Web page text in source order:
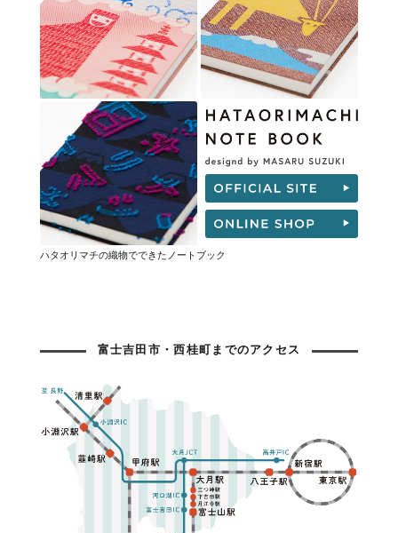
ハタオリマチの織物でできたノートブック
富士吉田市・西桂町までのアクセス